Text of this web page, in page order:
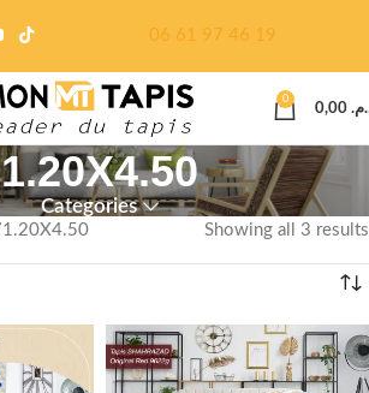
06 61 97 46 19
0
1.20X4.50
Categories
1.20X4.50 Showing all 3 results